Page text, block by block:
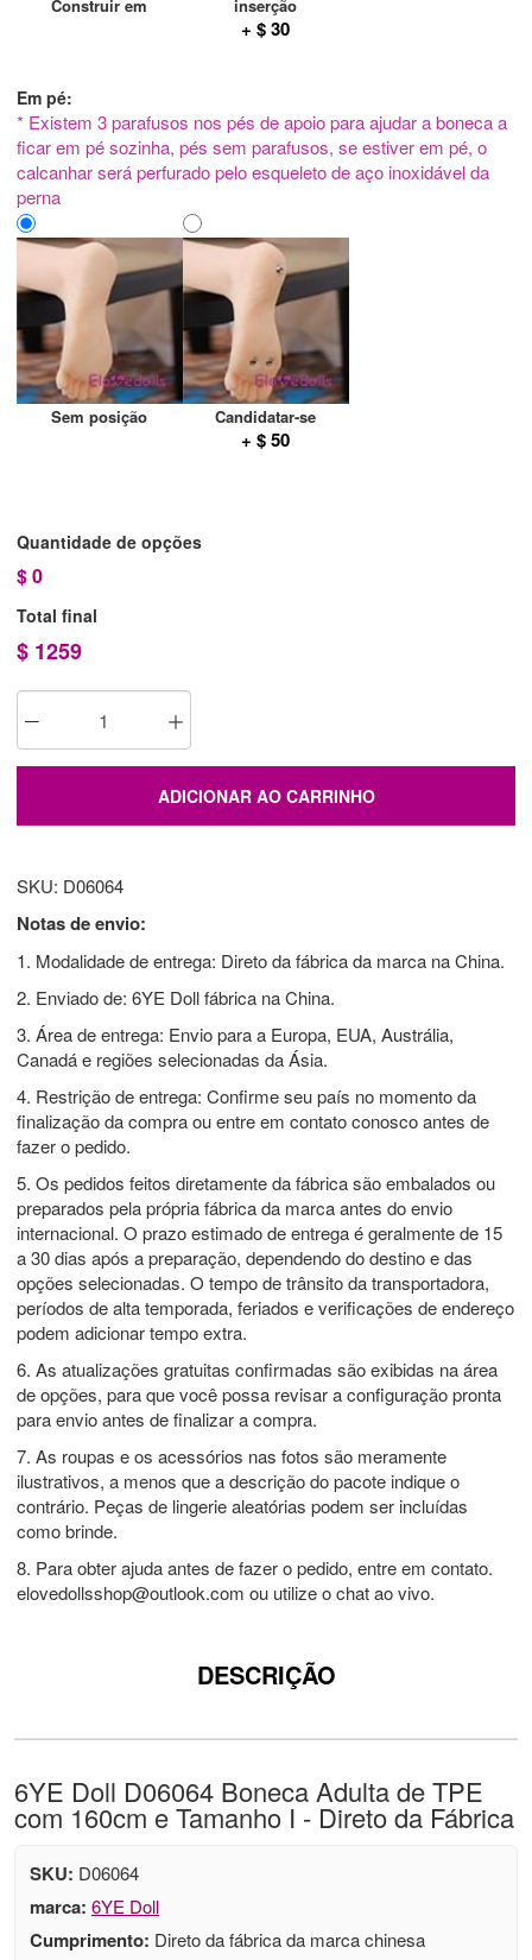
Construir em inserção
+ $ 30
Em pé:
* Existem 3 parafusos nos pés de apoio para ajudar a boneca a
ficar em pé sozinha, pés sem parafusos, se estiver em pé, o
calcanhar será perfurado pelo esqueleto de aço inoxidável da
perna
Sem posição Candidatar-se
+ $ 50
Quantidade de opções
$0
Total final
$ 1259
ADICIONAR AO CARRINHO
SKU: D06064
Notas de envio:
1. Modalidade de entrega: Direto da fábrica da marca na China.
2. Enviado de: 6YE Doll fábrica na China.
3. Área de entrega: Envio para a Europa, EUA, Austrália,
Canadá e regiões selecionadas da Ásia.
4. Restrição de entrega: Confirme seu país no momento da
finalização da compra ou entre em contato conosco antes de
fazer o pedido.
5. Os pedidos feitos diretamente da fábrica são embalados ou
preparados pela própria fábrica da marca antes do envio
internacional. O prazo estimado de entrega é geralmente de 15
a 30 dias após a preparação, dependendo do destino e das
opções selecionadas. O tempo de trânsito da transportadora,
períodos de alta temporada, feriados e verificações de endereço
podem adicionar tempo extra.
6. As atualizações gratuitas confirmadas são exibidas na área
de opções, para que você possa revisar a configuração pronta
para envio antes de finalizar a compra.
7. As roupas e os acessórios nas fotos são meramente
ilustrativos, a menos que a descrição do pacote indique o
contrário. Peças de lingerie aleatórias podem ser incluídas
como brinde.
8. Para obter ajuda antes de fazer o pedido, entre em contato.
elovedollsshop@outlook.com ou utilize o chat ao vivo.
DESCRIÇÃO
6YE Doll D06064 Boneca Adulta de TPE
com 160cm e Tamanho I - Direto da Fábrica
SKU: D06064
marca: 6YE Doll
Cumprimento: Direto da fábrica da marca chinesa